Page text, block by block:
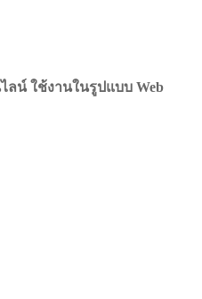
ลน์ ใช้งานในรูปแบบ Web